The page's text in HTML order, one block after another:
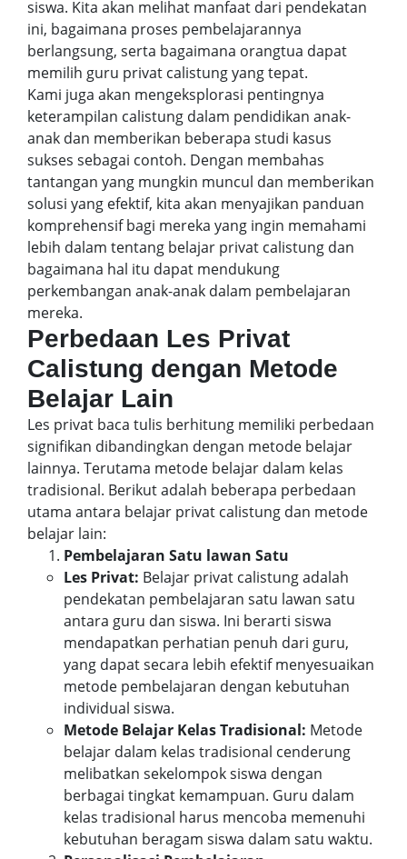
siswa. Kita akan melihat manfaat dari pendekatan
ini, bagaimana proses pembelajarannya
berlangsung, serta bagaimana orangtua dapat
memilih guru privat calistung yang tepat.
Kami juga akan mengeksplorasi pentingnya
keterampilan calistung dalam pendidikan anak-
anak dan memberikan beberapa studi kasus
sukses sebagai contoh. Dengan membahas
tantangan yang mungkin muncul dan memberikan
solusi yang efektif, kita akan menyajikan panduan
komprehensif bagi mereka yang ingin memahami
lebih dalam tentang belajar privat calistung dan
bagaimana hal itu dapat mendukung
perkembangan anak-anak dalam pembelajaran
mereka.
Perbedaan Les Privat
Calistung dengan Metode
Belajar Lain
Les privat baca tulis berhitung memiliki perbedaan
signifikan dibandingkan dengan metode belajar
lainnya. Terutama metode belajar dalam kelas
tradisional. Berikut adalah beberapa perbedaan
utama antara belajar privat calistung dan metode
belajar lain:
Pembelajaran Satu lawan Satu
Les Privat: Belajar privat calistung adalah
pendekatan pembelajaran satu lawan satu
antara guru dan siswa. Ini berarti siswa
mendapatkan perhatian penuh dari guru,
yang dapat secara lebih efektif menyesuaikan
metode pembelajaran dengan kebutuhan
individual siswa.
Metode Belajar Kelas Tradisional: Metode
belajar dalam kelas tradisional cenderung
melibatkan sekelompok siswa dengan
berbagai tingkat kemampuan. Guru dalam
kelas tradisional harus mencoba memenuhi
kebutuhan beragam siswa dalam satu waktu.